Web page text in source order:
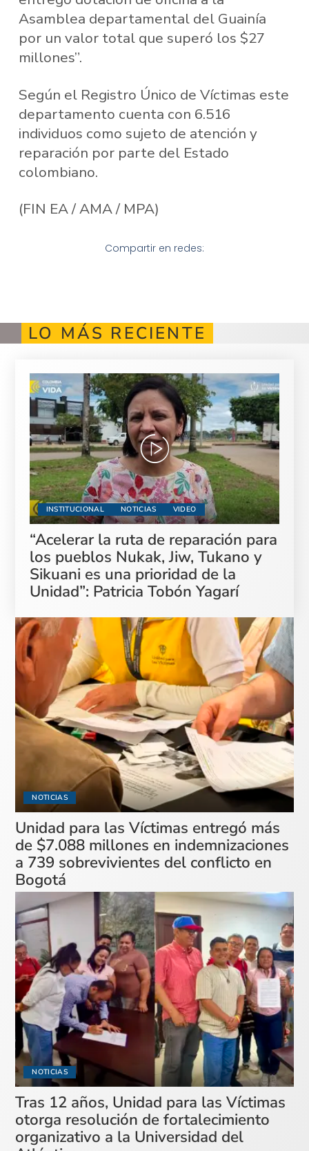
Asamblea departamental del Guainía
por un valor total que superó los $27
millones”.
Según el Registro Único de Víctimas este
departamento cuenta con 6.516
individuos como sujeto de atención y
reparación por parte del Estado
colombiano.
(FIN EA / AMA / MPA)
Compartir en redes:
LO MÁS RECIENTE
INSTITUCIONAL NOTICIAS VIDEO
“Acelerar la ruta de reparación para
los pueblos Nukak, Jiw, Tukano y
Sikuani es una prioridad de la
Unidad”: Patricia Tobón Yagarí
NOTICIAS
Unidad para las Víctimas entregó más
de $7.088 millones en indemnizaciones
a 739 sobrevivientes del conflicto en
Bogotá
NOTICIAS
Tras 12 años, Unidad para las Víctimas
otorga resolución de fortalecimiento
organizativo a la Universidad del